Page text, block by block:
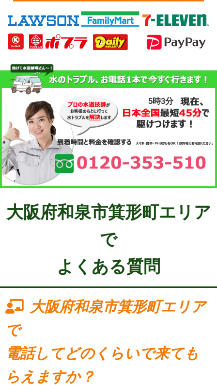
5時3分
大阪府和泉市箕形町エリア
で
よくある質問
大阪府和泉市箕形町エリア
で
電話してどのくらいで来ても
らえますか？